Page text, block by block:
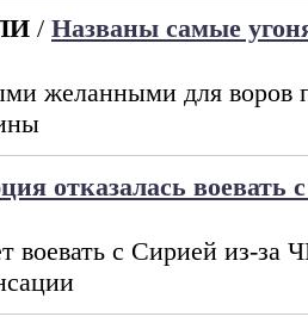
/ Названы самые
желанными для воров
отказалась воевать
воевать с Сирией из-за